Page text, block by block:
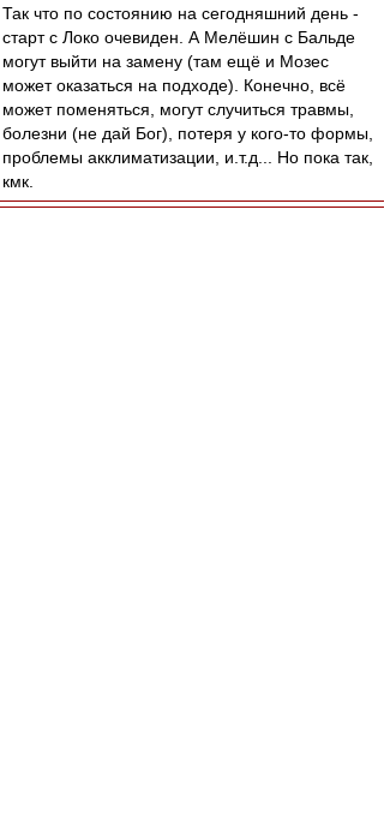
Так что по состоянию на сегодняшний день -
старт с Локо очевиден. А Мелёшин с Бальде
могут выйти на замену (там ещё и Мозес
может оказаться на подходе). Конечно, всё
может поменяться, могут случиться травмы,
болезни (не дай Бог), потеря у кого-то формы,
проблемы акклиматизации, и.т.д... Но пока так,
кмк.